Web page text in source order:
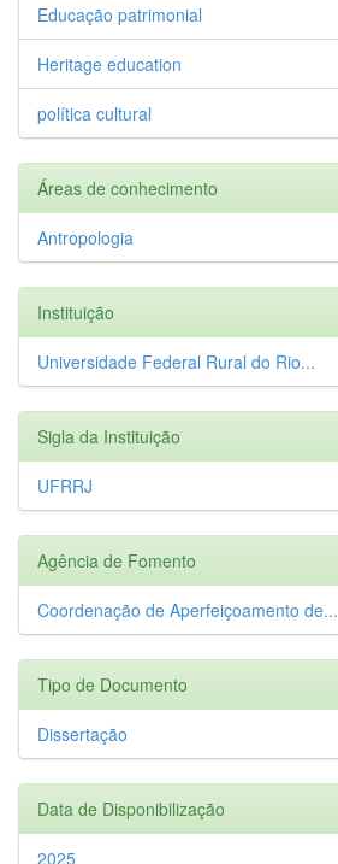
Educação patrimonial
Heritage education
política cultural
Áreas de conhecimento
Antropologia
Instituição
Universidade Federal Rural do Rio...
Sigla da Instituição
UFRRJ
Agência de Fomento
Coordenação de Aperfeiçoamento de...
Tipo de Documento
Dissertação
Data de Disponibilização
2025